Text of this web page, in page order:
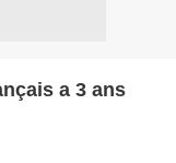
a 3 ans